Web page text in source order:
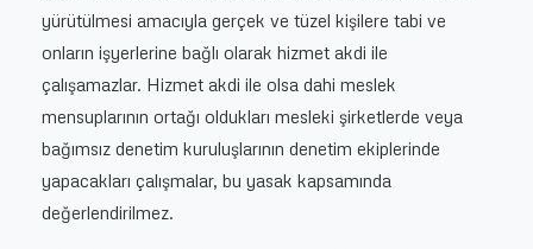
yürütülmesi amacıyla gerçek ve tüzel kişilere tabi ve
onların işyerlerine bağlı olarak hizmet akdi ile
çalışamazlar. Hizmet akdi ile olsa dahi meslek
mensuplarının ortağı oldukları mesleki şirketlerde veya
bağımsız denetim kuruluşlarının denetim ekiplerinde
yapacakları çalışmalar, bu yasak kapsamında
değerlendirilmez.